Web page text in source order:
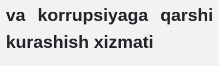
va korrupsiyaga qarshi
kurashish xizmati